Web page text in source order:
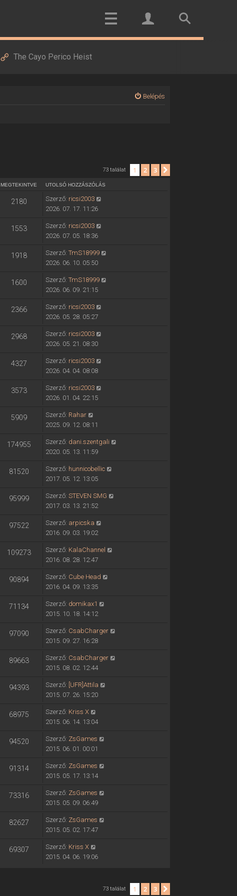
The Cayo Perico Heist
Belépés
73 találat 1 2 3
MEGTEKINTVE UTOLSÓ HOZZÁSZÓLÁS
2180 Szerző: ricsi2003
2026. 07. 17. 11:26
1553 Szerző: ricsi2003
2026. 07. 05. 18:36
1918 Szerző: TmS18999
2026. 06. 10. 05:50
1600 Szerző: TmS18999
2026. 06. 09. 21:15
2366 Szerző: ricsi2003
2026. 05. 28. 05:27
2968 Szerző: ricsi2003
2026. 05. 21. 08:30
4327 Szerző: ricsi2003
2026. 04. 04. 08:08
3573 Szerző: ricsi2003
2026. 01. 04. 22:15
5909 Szerző: Rahar
2025. 09. 12. 08:11
174955 Szerző: dani.szentgali
2020. 05. 13. 11:59
81520 Szerző: hunnicobellic
2017. 05. 12. 13:05
95999 Szerző: STEVEN SMG
2017. 03. 13. 21:52
97522 Szerző: arpicska
2016. 09. 03. 19:02
109273 Szerző: KalaChannel
2016. 08. 28. 12:47
90894 Szerző: Cube Head
2016. 04. 09. 13:35
71134 Szerző: domikax1
2015. 10. 18. 14:12
97090 Szerző: CsabCharger
2015. 09. 27. 16:28
89663 Szerző: CsabCharger
2015. 08. 02. 12:44
94393 Szerző: [UFR]Attila
2015. 07. 26. 15:20
68975 Szerző: Kriss X
2015. 06. 14. 13:04
94520 Szerző: ZsGames
2015. 06. 01. 00:01
91314 Szerző: ZsGames
2015. 05. 17. 13:14
73316 Szerző: ZsGames
2015. 05. 09. 06:49
82627 Szerző: ZsGames
2015. 05. 02. 17:47
69307 Szerző: Kriss X
2015. 04. 06. 19:06
73 találat 1 2 3